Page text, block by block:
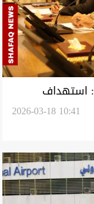
استهداف
الحكومة
2026-03-18 10:41